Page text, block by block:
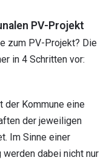
PV-Projekt
zum PV-Projekt? Die
in 4 Schritten vor:
der Kommune eine
der jeweiligen
Im Sinne einer
dabei nicht nur